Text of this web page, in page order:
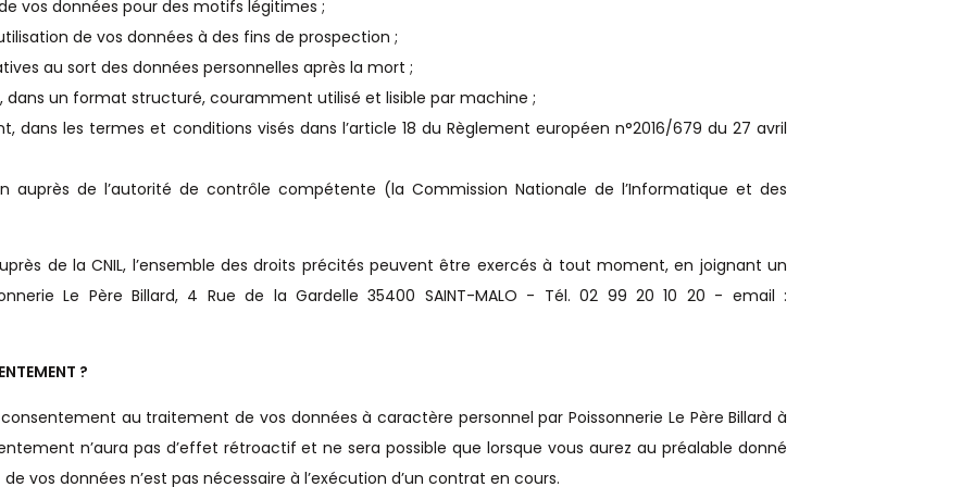
vos données pour des motifs légitimes ;
de vos données à des fins de prospection ;
au sort des données personnelles après la mort ;
dans un format structuré, couramment utilisé et lisible par machine ;
les termes et conditions visés dans l’article 18 du Règlement européen n°2016/679 du 27 avril
auprès de l’autorité de contrôle compétente (la Commission Nationale de l’Informatique et des
de la CNIL, l’ensemble des droits précités peuvent être exercés à tout moment, en joignant un
Le Père Billard, 4 Rue de la Gardelle 35400 SAINT-MALO - Tél. 02 99 20 10 20 - email :
?
au traitement de vos données à caractère personnel par Poissonnerie Le Père Billard à
n’aura pas d’effet rétroactif et ne sera possible que lorsque vous aurez au préalable donné
vos données n’est pas nécessaire à l’exécution d’un contrat en cours.